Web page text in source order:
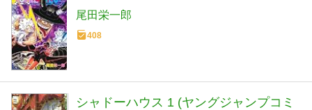
尾田栄一郎
408
シャドーハウス 1 (ヤングジャンプコミ